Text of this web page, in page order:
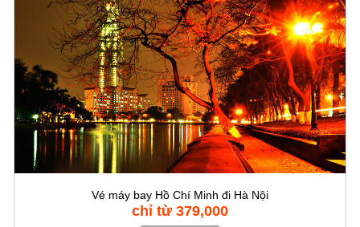
Vé máy bay Hồ Chí Minh đi Hà Nội
chỉ từ 379,000